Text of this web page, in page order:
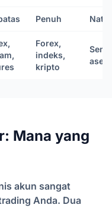
Penuh
Forex,
indeks,
kripto
aset
Mana yang
akun sangat
Anda. Dua